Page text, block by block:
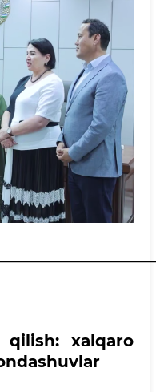
qilish: xalqaro